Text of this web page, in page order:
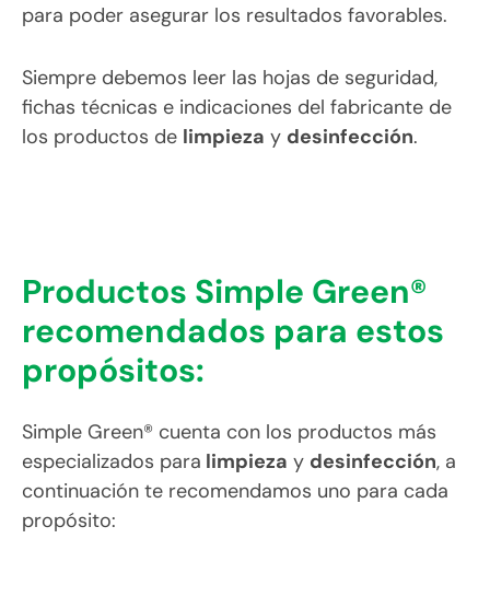
para poder asegurar los resultados favorables.
Siempre debemos leer las hojas de seguridad,
fichas técnicas e indicaciones del fabricante de
los productos de limpieza y desinfección.
Productos Simple Green®
recomendados para estos
propósitos:
Simple Green® cuenta con los productos más
especializados para limpieza y desinfección, a
continuación te recomendamos uno para cada
propósito: